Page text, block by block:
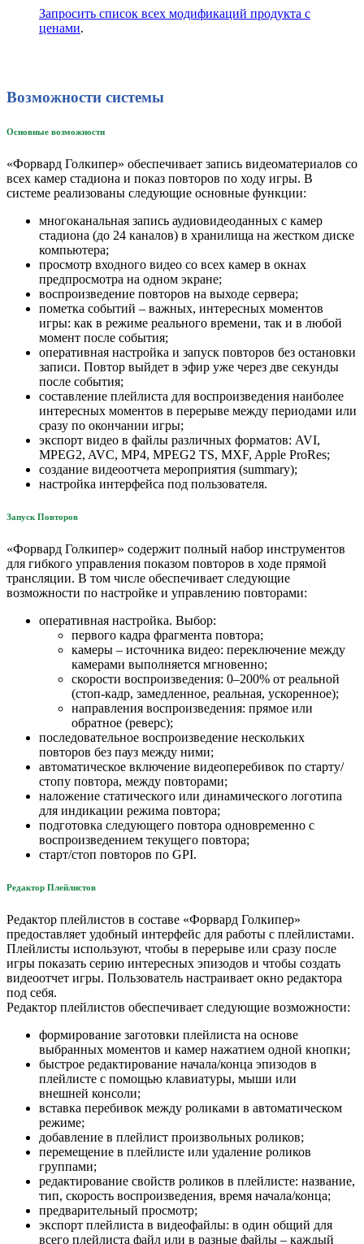
Запросить список всех модификаций продукта с
ценами.
Возможности системы
Основные возможности
«Форвард Голкипер» обеспечивает запись видеоматериалов со
всех камер стадиона и показ повторов по ходу игры. В
системе реализованы следующие основные функции:
многоканальная запись аудиовидеоданных с камер
стадиона (до 24 каналов) в хранилища на жестком диске
компьютера;
просмотр входного видео со всех камер в окнах
предпросмотра на одном экране;
воспроизведение повторов на выходе сервера;
пометка событий – важных, интересных моментов
игры: как в режиме реального времени, так и в любой
момент после события;
оперативная настройка и запуск повторов без остановки
записи. Повтор выйдет в эфир уже через две секунды
после события;
составление плейлиста для воспроизведения наиболее
интересных моментов в перерыве между периодами или
сразу по окончании игры;
экспорт видео в файлы различных форматов: AVI,
MPEG2, AVC, MP4, MPEG2 TS, MXF, Apple ProRes;
создание видеоотчета мероприятия (summary);
настройка интерфейса под пользователя.
Запуск Повторов
«Форвард Голкипер» содержит полный набор инструментов
для гибкого управления показом повторов в ходе прямой
трансляции. В том числе обеспечивает следующие
возможности по настройке и управлению повторами:
оперативная настройка. Выбор:
первого кадра фрагмента повтора;
камеры – источника видео: переключение между
камерами выполняется мгновенно;
скорости воспроизведения: 0–200% от реальной
(стоп-кадр, замедленное, реальная, ускоренное);
направления воспроизведения: прямое или
обратное (реверс);
последовательное воспроизведение нескольких
повторов без пауз между ними;
автоматическое включение видеоперебивок по старту/
стопу повтора, между повторами;
наложение статического или динамического логотипа
для индикации режима повтора;
подготовка следующего повтора одновременно с
воспроизведением текущего повтора;
старт/стоп повторов по GPI.
Редактор Плейлистов
Редактор плейлистов в составе «Форвард Голкипер»
предоставляет удобный интерфейс для работы с плейлистами.
Плейлисты используют, чтобы в перерыве или сразу после
игры показать серию интересных эпизодов и чтобы создать
видеоотчет игры. Пользователь настраивает окно редактора
под себя.
Редактор плейлистов обеспечивает следующие возможности:
формирование заготовки плейлиста на основе
выбранных моментов и камер нажатием одной кнопки;
быстрое редактирование начала/конца эпизодов в
плейлисте с помощью клавиатуры, мыши или
внешней консоли;
вставка перебивок между роликами в автоматическом
режиме;
добавление в плейлист произвольных роликов;
перемещение в плейлисте или удаление роликов
группами;
редактирование свойств роликов в плейлисте: название,
тип, скорость воспроизведения, время начала/конца;
предварительный просмотр;
экспорт плейлиста в видеофайлы: в один общий для
всего плейлиста файл или в разные файлы – каждый